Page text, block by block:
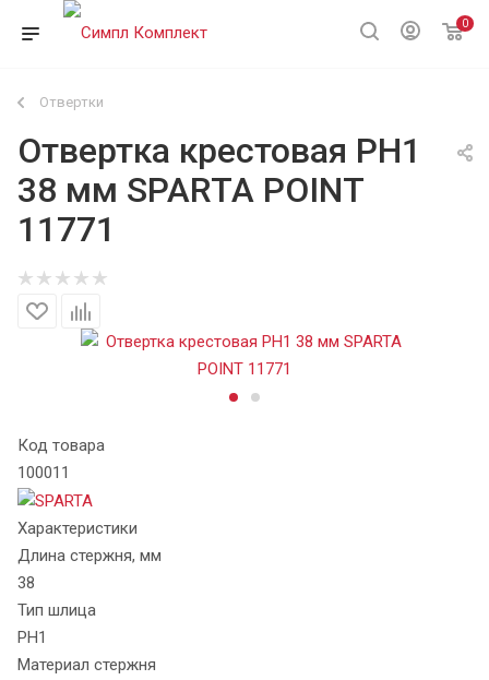
0
Отвертки
Отвертка крестовая PH1
38 мм SPARTA POINT
11771
Код товара
100011
Характеристики
Длина стержня, мм
38
Тип шлица
PH1
Материал стержня